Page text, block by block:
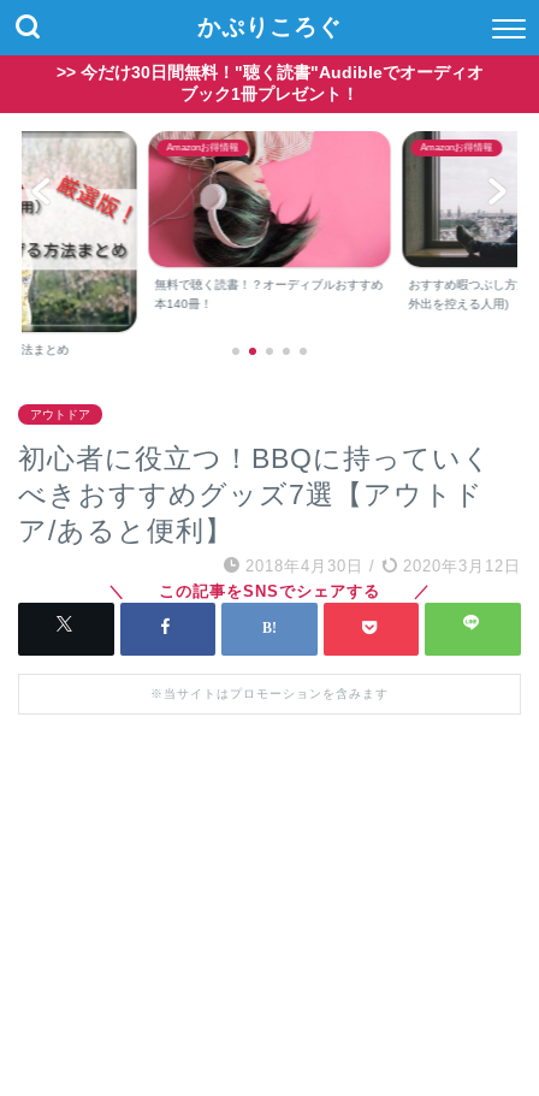
かぷりころぐ
>> 今だけ30日間無料！"聴く読書"Audibleでオーディオ
ブック1冊プレゼント！
オーディブルおすすめ
Amazonお得情報
おすすめ暇つぶし方法(コロナウイルス⇒
外出を控える人用)
Amazonお得情報
Amazonで1,000円ゲッ
アウトドア
初心者に役立つ！BBQに持っていく
べきおすすめグッズ7選【アウトド
ア/あると便利】
2018年4月30日 / 2020年3月12日
※当サイトはプロモーションを含みます